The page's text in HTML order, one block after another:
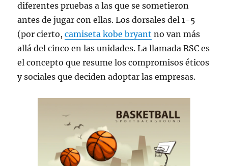
diferentes pruebas a las que se sometieron
antes de jugar con ellas. Los dorsales del 1-5
(por cierto,camiseta kobe bryant no van más
allá del cinco en las unidades. La llamada RSC es
el concepto que resume los compromisos éticos
y sociales que deciden adoptar las empresas.